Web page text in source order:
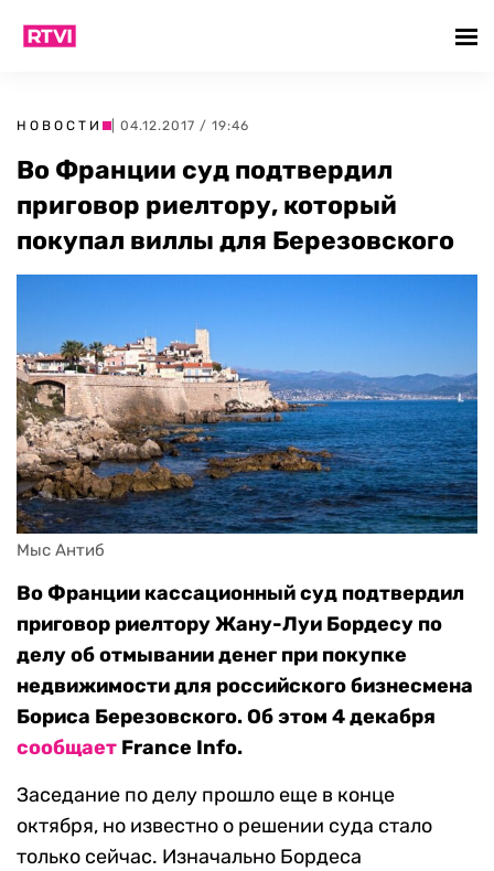
НОВОСТИ | 04.12.2017 / 19:46
Во Франции суд подтвердил
приговор риелтору, который
покупал виллы для Березовского
Мыс Антиб
Во Франции кассационный суд подтвердил
приговор риелтору Жану-Луи Бордесу по
делу об отмывании денег при покупке
недвижимости для российского бизнесмена
Бориса Березовского. Об этом 4 декабря
сообщает France Info.
Заседание по делу прошло еще в конце
октября, но известно о решении суда стало
только сейчас. Изначально Бордеса